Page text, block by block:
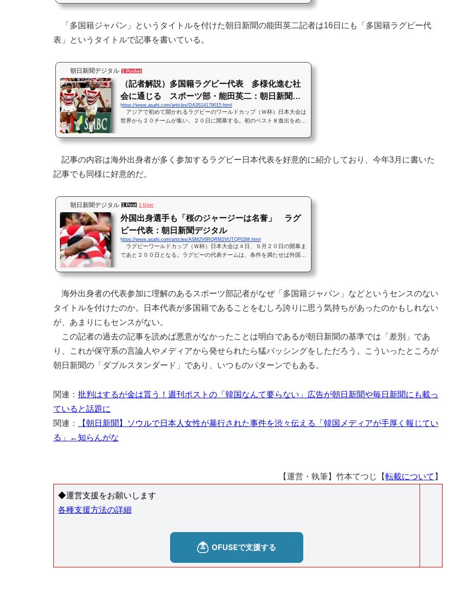
本…
「多国籍ジャパン」というタイトルを付けた朝日新聞の能田英二記者は16日にも「多国籍ラグビー代
表」というタイトルで記事を書いている。
朝日新聞デジタル 1 Pocket
（記者解説）多国籍ラグビー代表 多様化進む社
会に通じる スポーツ部・能田英二：朝日新聞デ
ジタル
https://www.asahi.com/articles/DA3S14179015.html
アジアで初めて開かれるラグビーのワールドカップ（Ｗ杯）日本大会は
世界から２０チームが集い、２０日に開幕する。初のベスト８進出をめざ
る。…
記事の内容は海外出身者が多く参加するラグビー日本代表を好意的に紹介しており、今年3月に書いた
記事でも同様に好意的だ。
朝日新聞デジタル 1 Post 1 User
外国出身選手も「桜のジャージーは名誉」 ラグ
ビー代表：朝日新聞デジタル
https://www.asahi.com/articles/ASM2V6RQRM2VUTQP02M.html
ラグビーワールドカップ（Ｗ杯）日本大会は４日、９月２０日の開幕ま
であと２００日となる。ラグビーの代表チームは、条件を満たせば外国出
様々…
海外出身者の代表参加に理解のあるスポーツ部記者がなぜ「多国籍ジャパン」などというセンスのない
タイトルを付けたのか。日本代表が多国籍であることをむしろ誇りに思う気持ちがあったのかもしれない
が、あまりにもセンスがない。
この記者の過去の記事を読めば悪意がなかったことは明白であるが朝日新聞の基準では「差別」であ
り、これが保守系の言論人やメディアから発せられたら猛バッシングをしただろう。こういったところが
朝日新聞の「ダブルスタンダード」であり、いつものパターンでもある。
関連： 批判はするが金は貰う！週刊ポストの「韓国なんて要らない」広告が朝日新聞や毎日新聞にも載っ
ていると話題に
関連：
【朝日新聞】ソウルで日本人女性が暴行された事件を渋々伝える「韓国メディアが手厚く報じてい
る」←知らんがな
【運営・執筆】竹本てつじ【転載について 】
◆運営支援をお願いします
各種支援方法の詳細